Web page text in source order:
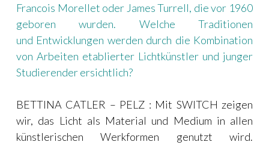
Francois Morellet oder James Turrell, die vor 1960
geboren wurden. Welche Traditionen
und Entwicklungen werden durch die Kombination
von Arbeiten etablierter Lichtkünstler und junger
Studierender ersichtlich?
BETTINA CATLER – PELZ : Mit SWITCH zeigen
wir, das Licht als Material und Medium in allen
künstlerischen Werkformen genutzt wird.